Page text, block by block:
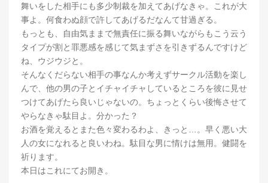
舞いをした相手にも多少制裁を加えてあげなきゃ。これが大
事よ。何食わぬ顔で許してあげるだなんて甘過ぎる。
もっとも、自由気ままで無責任に振る舞いながらもこう云う
タイプが割と罪悪感を感じて気まずさを引きずるんですけど
ね、ウジウジと。
そんなくだらない相手の事なんか考えずサークル活動を楽し
んで、他の男の子とイチャイチャしているところを彼に見せ
つけてあげたら良いじゃないの。ちょっとくらい後悔させて
やらなきゃ駄目よ。分かった？
お酒を覚えるとまた色々変わるわよ、きっと…。早く悪い大
人の女になれると良いわね。駄目な男に情けは無用。健闘を
祈ります。
本日はこれにてお開き。